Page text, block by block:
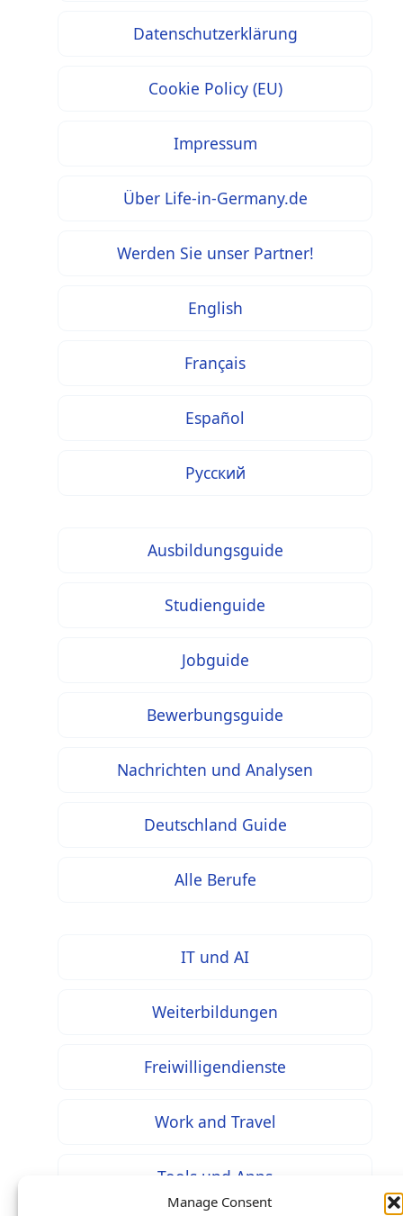
Manage Consent
Datenschutzerklärung
Cookie Policy (EU)
Impressum
Über Life-in-Germany.de
Werden Sie unser Partner!
English
Français
Español
Русский
Ausbildungsguide
Studienguide
Jobguide
Bewerbungsguide
Nachrichten und Analysen
Deutschland Guide
Alle Berufe
IT und AI
Weiterbildungen
Freiwilligendienste
Work and Travel
Tools und Apps